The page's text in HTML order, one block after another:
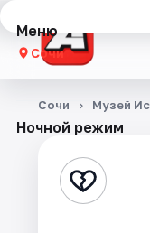
Меню
Сочи
Концерты
Стендап
Ночной режим
Сочи Музей